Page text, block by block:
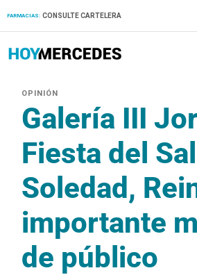
FARMACIAS: CONSULTE CARTELERA
Galería III
Fiesta del
Soledad,
importante
de público